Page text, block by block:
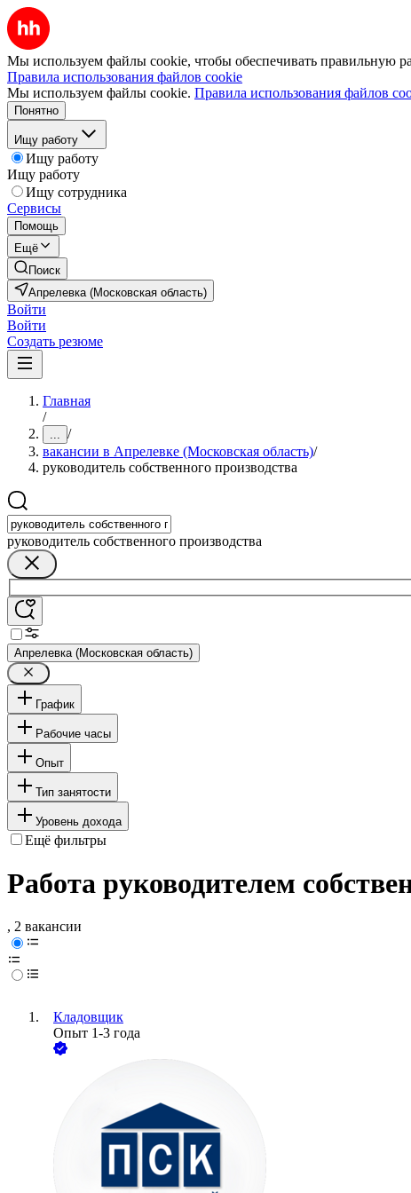
Мы используем файлы cookie, чтобы обеспечивать правильную
Правила использования файлов cookie
Мы используем файлы cookie. Правила использования файлов
Понятно
Ищу работу
Ищу работу
Ищу работу
Ищу сотрудника
Сервисы
Помощь
Ещё
Поиск
Апрелевка (Московская область)
Войти
Войти
Создать резюме
Главная
/
... /
вакансии в Апрелевке (Московская область)/
руководитель собственного производства
руководитель собственного производства
Апрелевка (Московская область)
График
Рабочие часы
Опыт
Тип занятости
Уровень дохода
Ещё фильтры
Работа руководителем
, 2 вакансии
Кладовщик
Опыт 1-3 года